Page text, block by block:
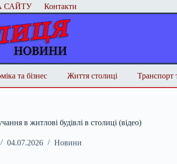
САЙТУ Контакти
та бізнес Життя столиці Транспорт
в житлові будівлі в столиці (відео)
04.07.2026 Новини